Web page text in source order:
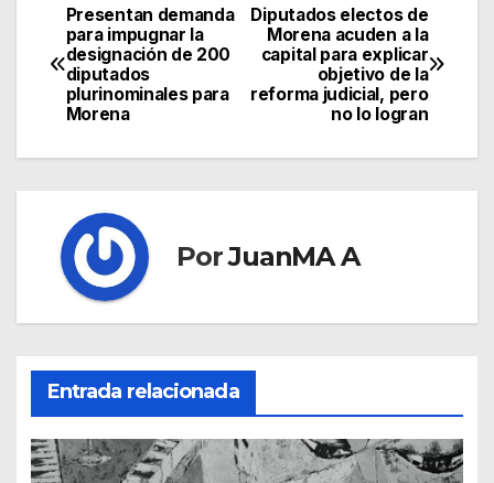
Diputados electos de
Morena acuden a la
capital para explicar
objetivo de la
reforma judicial, pero
no lo logran
Presentan demanda
para impugnar la
designación de 200
diputados
plurinominales para
Morena
PorJuanMA A
Entrada relacionada